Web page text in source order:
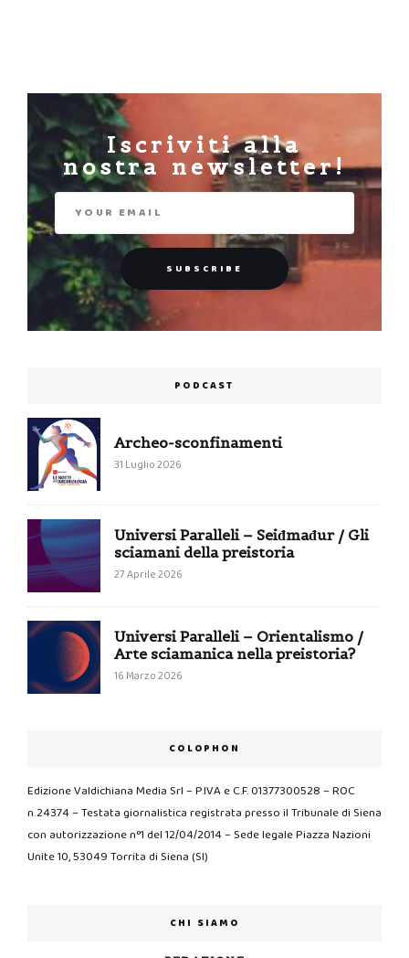
Iscriviti alla
nostra newsletter!
PODCAST
Archeo-sconfinamenti
31 Luglio 2026
Universi Paralleli – Seiđmađur / Gli
sciamani della preistoria
27 Aprile 2026
Universi Paralleli – Orientalismo /
Arte sciamanica nella preistoria?
16 Marzo 2026
COLOPHON
Edizione Valdichiana Media Srl – P.IVA e C.F. 01377300528 – ROC
n.24374 – Testata giornalistica registrata presso il Tribunale di Siena
con autorizzazione n°1 del 12/04/2014 – Sede legale Piazza Nazioni
Unite 10, 53049 Torrita di Siena (SI)
CHI SIAMO